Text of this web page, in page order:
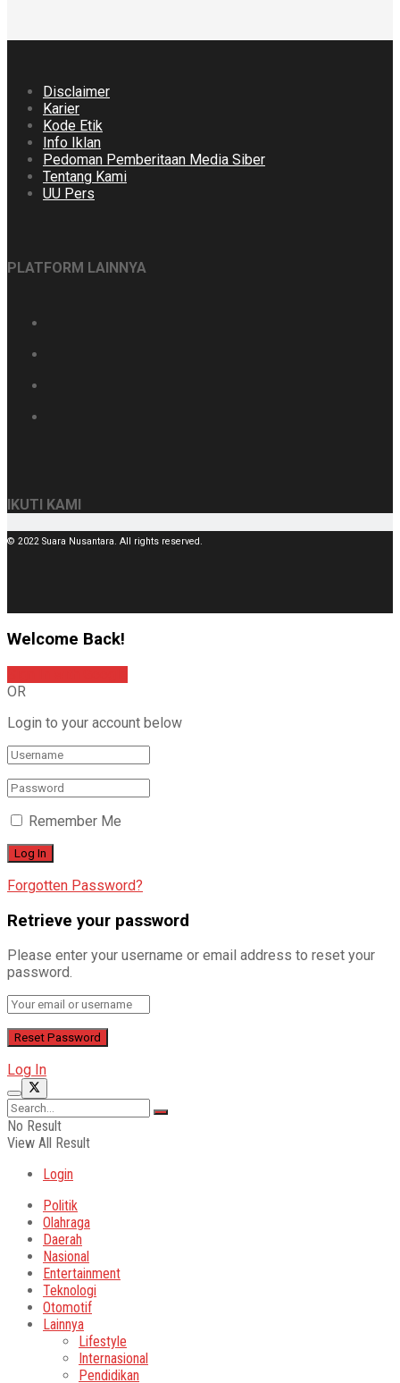
Disclaimer
Karier
Kode Etik
Info Iklan
Pedoman Pemberitaan Media Siber
Tentang Kami
UU Pers
PLATFORM LAINNYA
IKUTI KAMI
© 2022 Suara Nusantara. All rights reserved.
Welcome Back!
OR
Login to your account below
Remember Me
Forgotten Password?
Retrieve your password
Please enter your username or email address to reset your
password.
Log In
No Result
View All Result
Login
Politik
Olahraga
Daerah
Nasional
Entertainment
Teknologi
Otomotif
Lainnya
Lifestyle
Internasional
Pendidikan